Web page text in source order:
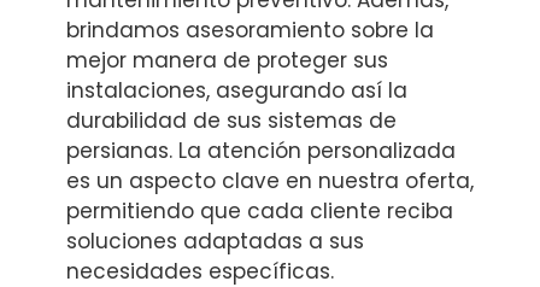
brindamos asesoramiento sobre la
mejor manera de proteger sus
instalaciones, asegurando así la
durabilidad de sus sistemas de
persianas. La atención personalizada
es un aspecto clave en nuestra oferta,
permitiendo que cada cliente reciba
soluciones adaptadas a sus
necesidades específicas.